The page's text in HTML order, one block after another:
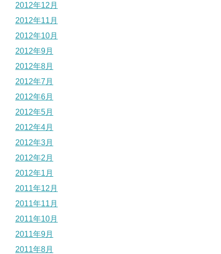
2012年12月
2012年11月
2012年10月
2012年9月
2012年8月
2012年7月
2012年6月
2012年5月
2012年4月
2012年3月
2012年2月
2012年1月
2011年12月
2011年11月
2011年10月
2011年9月
2011年8月